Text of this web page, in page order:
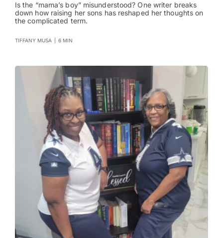
Is the “mama’s boy” misunderstood? One writer breaks
down how raising her sons has reshaped her thoughts on
the complicated term.
TIFFANY MUSA 6 MIN